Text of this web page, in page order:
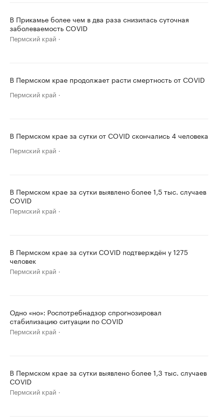
В Прикамье более чем в два раза снизилась суточная
заболеваемость COVID
Пермский край
В Пермском крае продолжает расти смертность от COVID
Пермский край
В Пермском крае за сутки от COVID скончались 4 человека
Пермский край
В Пермском крае за сутки выявлено более 1,5 тыс. случаев
COVID
Пермский край
В Пермском крае за сутки COVID подтверждён у 1275
человек
Пермский край
Одно «но»: Роспотребнадзор спрогнозировал
стабилизацию ситуации по COVID
Пермский край
В Пермском крае за сутки выявлено более 1,3 тыс. случаев
COVID
Пермский край